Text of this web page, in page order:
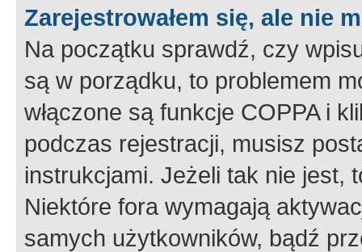
Zarejestrowałem się, ale nie
Na początku sprawdź, czy
są w porządku, to problemem
włączone są funkcje COPPA i
podczas rejestracji, musisz
instrukcjami. Jeżeli tak nie jest,
Niektóre fora wymagają
samych użytkowników, bądź